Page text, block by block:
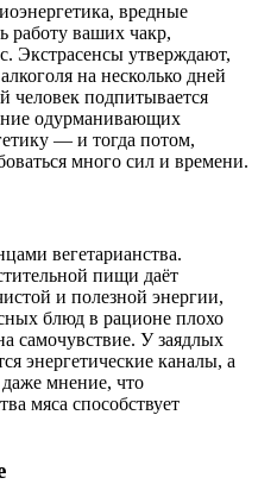
вредные
работу ваших чакр,
Экстрасенсы утверждают,
на несколько дней
человек подпитывается
одурманивающих
— и тогда потом,
много сил и времени.
вегетарианства.
пищи даёт
и полезной энергии,
блюд в рационе плохо
самочувствие. У заядлых
энергетические каналы, а
даже мнение, что
мяса способствует